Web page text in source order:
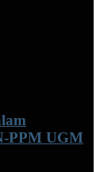
PPM UGM